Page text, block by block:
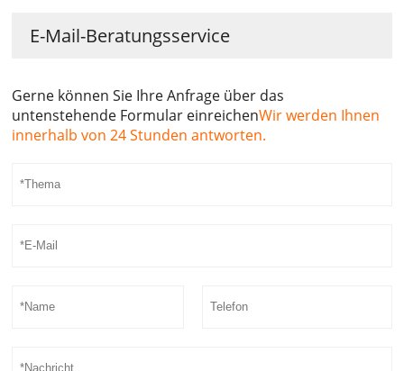
E-Mail-Beratungsservice
Gerne können Sie Ihre Anfrage über das
untenstehende Formular einreichenWir werden Ihnen
innerhalb von 24 Stunden antworten.